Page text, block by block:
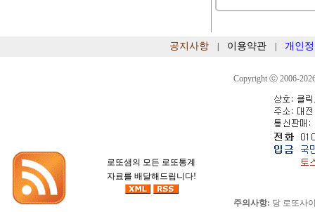
공지사항 이용약관 개인
로또샘의 모든 로또통계
자료를 배달해드립니다!
Copyright ⓒ 2006-
주의사항: 당 로또사